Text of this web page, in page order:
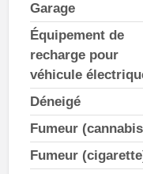
Garage
Équipement de
recharge pour
véhicule
Déneigé
Fumeur
Fumeur